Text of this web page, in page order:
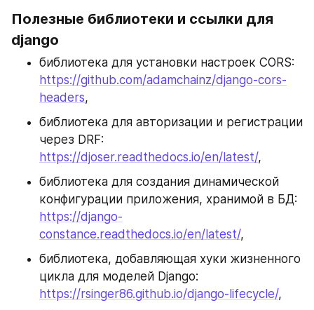
Полезные библиотеки и ссылки для
django
https://github.com/adamchainz/django-cors-
headers,
библиотека для авторизации и регистрации
https://djoser.readthedocs.io/en/latest/,
библиотека для создания динамической
https://django-
constance.readthedocs.io/en/latest/,
библиотека, добавляющая хуки жизненного
https://rsinger86.github.io/django-lifecycle/,